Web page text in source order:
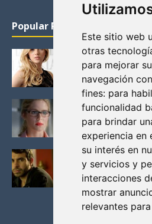
Este sitio web
otras
para mejorar
navegación
fines: para
funcionalidad
para brindar
experiencia en
su interés en
y servicios y
interacciones
mostrar
relevantes
Popular Posts
KATHERYN WINNICK:
VIKINGOS
Junio 14, 2013
FELICITY (EMILY
MAS BONITAS DE LA
Noviembre 30, 2013
BLACK MIRROR:
LA CRITICA
Mayo 17, 2012